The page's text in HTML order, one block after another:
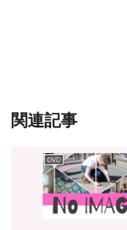
関連記事
DVD